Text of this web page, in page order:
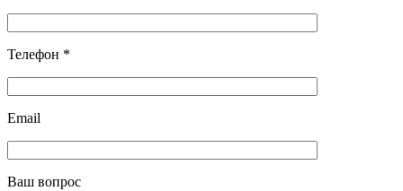
Телефон *
Email
Ваш вопрос